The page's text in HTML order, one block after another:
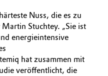
Nuss, die es zu
Stuchtey. „Sie ist
energieintensive
hat zusammen mit
veröffentlicht, die